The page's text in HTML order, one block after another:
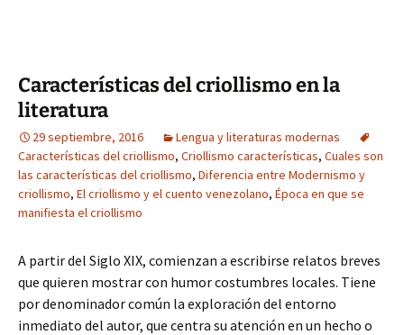
Características del criollismo en la
literatura
29 septiembre, 2016
Lengua y literaturas modernas
Características del criollismo, Criollismo características, Cuales son
las características del criollismo, Diferencia entre Modernismo y
criollismo, El criollismo y el cuento venezolano, Época en que se
manifiesta el criollismo
A partir del Siglo XIX, comienzan a escribirse relatos breves
que quieren mostrar con humor costumbres locales. Tiene
por denominador común la exploración del entorno
inmediato del autor, que centra su atención en un hecho o